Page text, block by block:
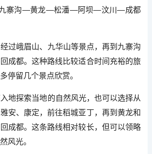
寨沟—黄龙—松潘—阿坝—汶川—成都
过峨眉山、九华山等景点，再到九寨沟
成都。这种路线比较适合时间充裕的旅
停留几个景点欣赏。
地探索当地的自然风光，也可以选择从
安、康定，前往稻城亚丁，再到黄龙和
成都。这条路线相对较长，但可以领略
风光。